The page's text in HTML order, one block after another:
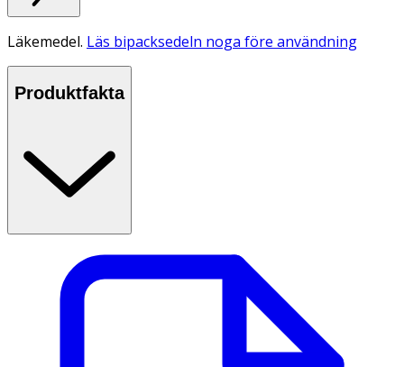
Läkemedel. Läs bipacksedeln noga före användning
Produktfakta